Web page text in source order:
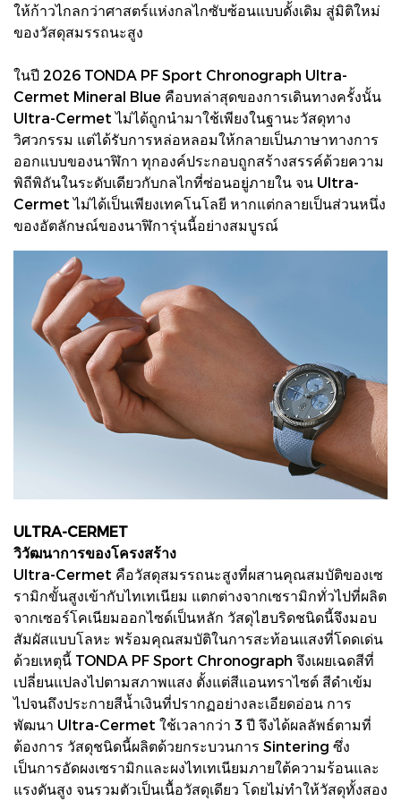
ให้ก้าวไกลกว่าศาสตร์แห่งกลไกซับซ้อนแบบดั้งเดิม สู่มิติใหม่
ของวัสดุสมรรถนะสูง
ในปี 2026 TONDA PF Sport Chronograph Ultra-
Cermet Mineral Blue คือบทล่าสุดของการเดินทางครั้งนั้น
Ultra-Cermet ไม่ได้ถูกนำมาใช้เพียงในฐานะวัสดุทาง
วิศวกรรม แต่ได้รับการหล่อหลอมให้กลายเป็นภาษาทางการ
ออกแบบของนาฬิกา ทุกองค์ประกอบถูกสร้างสรรค์ด้วยความ
พิถีพิถันในระดับเดียวกับกลไกที่ซ่อนอยู่ภายใน จน Ultra-
Cermet ไม่ได้เป็นเพียงเทคโนโลยี หากแต่กลายเป็นส่วนหนึ่ง
ของอัตลักษณ์ของนาฬิการุ่นนี้อย่างสมบูรณ์
ULTRA-CERMET
วิวัฒนาการของโครงสร้าง
Ultra-Cermet คือวัสดุสมรรถนะสูงที่ผสานคุณสมบัติของเซ
รามิกขั้นสูงเข้ากับไทเทเนียม แตกต่างจากเซรามิกทั่วไปที่ผลิต
จากเซอร์โคเนียมออกไซด์เป็นหลัก วัสดุไฮบริดชนิดนี้จึงมอบ
สัมผัสแบบโลหะ พร้อมคุณสมบัติในการสะท้อนแสงที่โดดเด่น
ด้วยเหตุนี้ TONDA PF Sport Chronograph จึงเผยเฉดสีที่
เปลี่ยนแปลงไปตามสภาพแสง ตั้งแต่สีแอนทราไซต์ สีดำเข้ม
ไปจนถึงประกายสีน้ำเงินที่ปรากฏอย่างละเอียดอ่อน การ
พัฒนา Ultra-Cermet ใช้เวลากว่า 3 ปี จึงได้ผลลัพธ์ตามที่
ต้องการ วัสดุชนิดนี้ผลิตด้วยกระบวนการ Sintering ซึ่ง
เป็นการอัดผงเซรามิกและผงไทเทเนียมภายใต้ความร้อนและ
แรงดันสูง จนรวมตัวเป็นเนื้อวัสดุเดียว โดยไม่ทำให้วัสดุทั้งสอง